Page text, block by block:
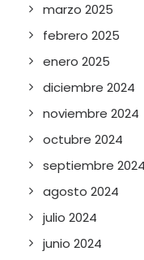
marzo 2025
febrero 2025
enero 2025
diciembre 2024
noviembre 2024
octubre 2024
septiembre 2024
agosto 2024
julio 2024
junio 2024